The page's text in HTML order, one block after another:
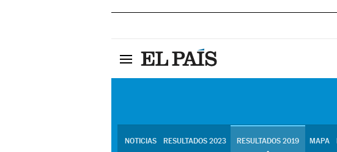
NOTICIAS RESULTADOS 2023 RESULTADOS 2019 MAPA